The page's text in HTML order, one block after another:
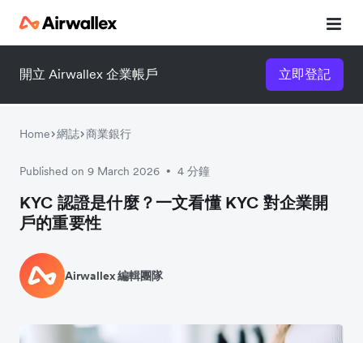
開立 Airwallex 企業帳戶 立即登記
Home 網誌 商業銀行
Published on 9 March 2026 • 4 分鐘
KYC 認證是什麼？一文看懂 KYC 對企業開
戶的重要性
Airwallex 編輯團隊
立即觀看 3 分鐘體驗短片
請填寫資料以觀體驗短片：